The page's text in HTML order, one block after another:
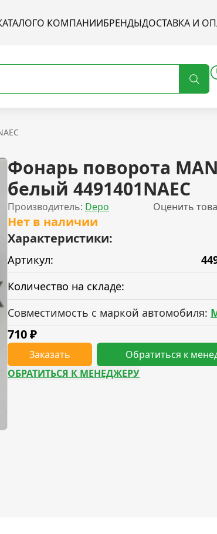
О КОМПАНИИБРЕНДЫДОСТАВКА И
Фонарь поворота
белый 4491401NAEC
Производитель: Depo Оценить
Нет в наличии
Характеристики:
Артикул:
Количество на складе:
Совместимость с маркой автомобиля:
710₽
Заказать
Обратиться к
ОБРАТИТЬСЯ К МЕНЕДЖЕРУ